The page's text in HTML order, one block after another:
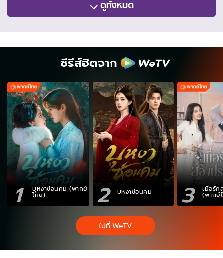
ดูทั้งหมด
ซีรีส์ฮิตจาก
1 บุหงาซ่อนคม (พากย์
ไทย) 2 บุหงาซ่อนคม 3 เมื่อรัก
(พากย์
ไปที่ WeTV